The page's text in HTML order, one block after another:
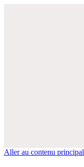
Aller au contenu principal